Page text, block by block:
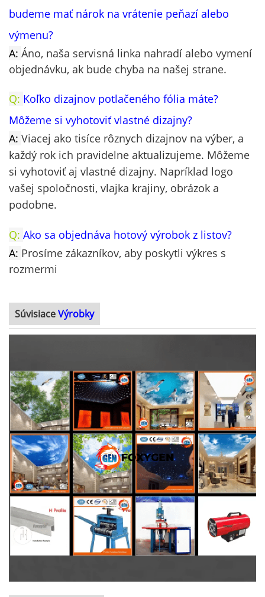
budeme mať nárok na vrátenie peňazí alebo
výmenu?
A: Áno, naša servisná linka nahradí alebo vymení
objednávku, ak bude chyba na našej strane.
Q: Koľko dizajnov potlačeného fólia máte?
Môžeme si vyhotoviť vlastné dizajny?
A: Viacej ako tisíce rôznych dizajnov na výber, a
každý rok ich pravidelne aktualizujeme. Môžeme
si vyhotoviť aj vlastné dizajny. Napríklad logo
vašej spoločnosti, vlajka krajiny, obrázok a
podobne.
Q: Ako sa objednáva hotový výrobok z listov?
A: Prosíme zákazníkov, aby poskytli výkres s
rozmermi
SúvisiaceVýrobky